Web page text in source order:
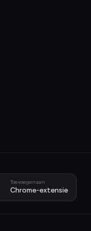
Toevoegen aan
Chrome-extensie